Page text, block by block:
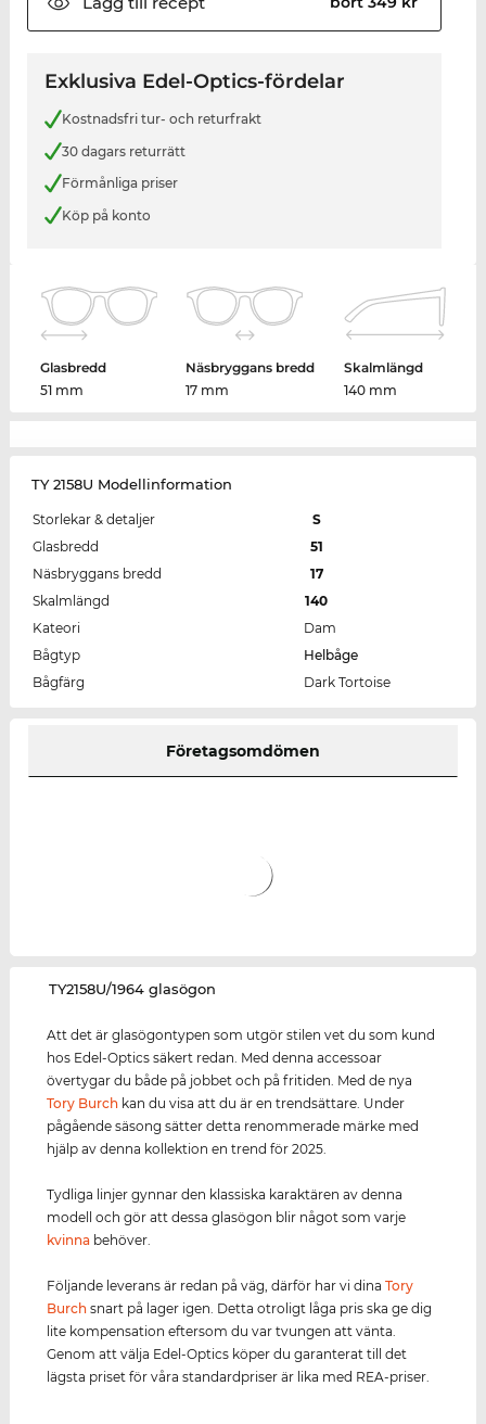
Exklusiva Edel-Optics-fördelar
Kostnadsfri tur- och returfrakt
30 dagars returrätt
Förmånliga priser
Köp på konto
Glasbredd
51 mm
Näsbryggans bredd
17 mm
Skalmlängd
140 mm
TY 2158U Modellinformation
Storlekar & detaljer
S
Glasbredd
51
Näsbryggans bredd
17
Skalmlängd
140
Kateori
Dam
Bågtyp
Helbåge
Bågfärg
Dark Tortoise
Företagsomdömen
‌TY2158U/1964 glasögon
Att det är glasögontypen som utgör stilen vet du som kund
hos Edel-Optics säkert redan. Med denna accessoar
övertygar du både på jobbet och på fritiden. Med de nya
Tory Burch kan du visa att du är en trendsättare. Under
pågående säsong sätter detta renommerade märke med
hjälp av denna kollektion en trend för 2025.
Tydliga linjer gynnar den klassiska karaktären av denna
modell och gör att dessa glasögon blir något som varje
kvinna behöver.
Följande leverans är redan på väg, därför har vi dinaTory
Burch snart på lager igen. Detta otroligt låga pris ska ge dig
lite kompensation eftersom du var tvungen att vänta.
Genom att välja Edel-Optics köper du garanterat till det
lägsta priset för våra standardpriser är lika med REA-priser.